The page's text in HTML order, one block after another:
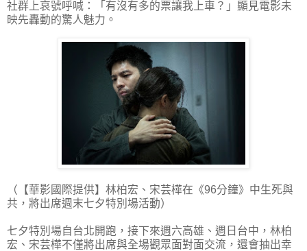
社群上哀號呼喊：「有沒有多的票讓我上車？」顯見電影未
映先轟動的驚人魅力。
（【華影國際提供】林柏宏、宋芸樺在《96分鐘》中生死與
共，將出席週末七夕特別場活動）
七夕特別場自台北開跑，接下來週六高雄、週日台中，林柏
宏、宋芸樺不僅將出席與全場觀眾面對面交流，還會抽出幸